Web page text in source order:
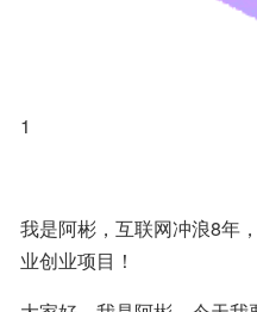
1
我是阿彬，互联网冲浪8年
业创业项目！